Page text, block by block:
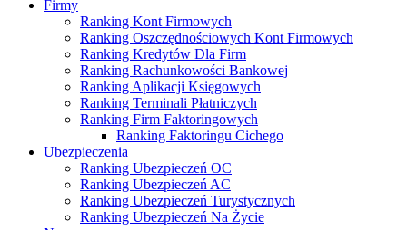
Firmy
Ranking Kont Firmowych
Ranking Oszczędnościowych Kont Firmowych
Ranking Kredytów Dla Firm
Ranking Rachunkowości Bankowej
Ranking Aplikacji Księgowych
Ranking Terminali Płatniczych
Ranking Firm Faktoringowych
Ranking Faktoringu Cichego
Ubezpieczenia
Ranking Ubezpieczeń OC
Ranking Ubezpieczeń AC
Ranking Ubezpieczeń Turystycznych
Ranking Ubezpieczeń Na Życie